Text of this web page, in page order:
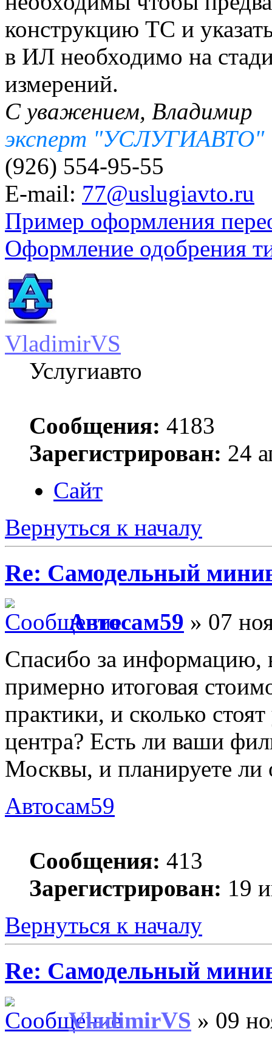
конструкцию ТС и
в ИЛ необходимо на
измерений.
С уважением, Владимир
эксперт "УСЛУГИАВТО"
(926) 554-95-55
E-mail: 77@uslugiavto.ru
Пример оформления
Оформление одобрения
VladimirVS
Услугиавто
Сообщения: 4183
Зарегистрирован: 24
Сайт
Вернуться к началу
Re: Самодельный
Автосам59 » 07
Спасибо за информацию,
примерно итоговая
практики, и сколько
центра? Есть ли ваши
Москвы, и планируете
Автосам59
Сообщения: 413
Зарегистрирован: 19
Вернуться к началу
Re: Самодельный
VladimirVS » 09